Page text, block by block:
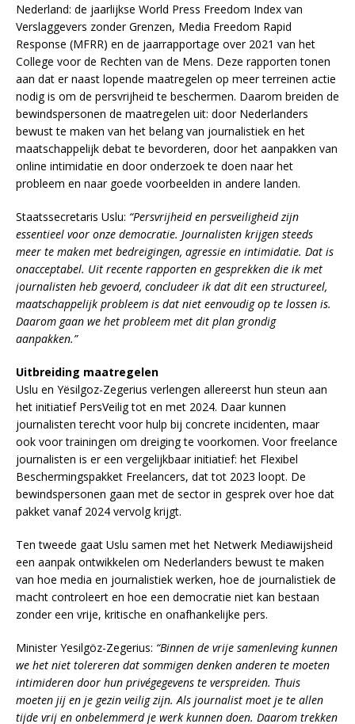
Nederland: de jaarlijkse World Press Freedom Index van
Verslaggevers zonder Grenzen, Media Freedom Rapid
Response (MFRR) en de jaarrapportage over 2021 van het
College voor de Rechten van de Mens. Deze rapporten tonen
aan dat er naast lopende maatregelen op meer terreinen actie
nodig is om de persvrijheid te beschermen. Daarom breiden de
bewindspersonen de maatregelen uit: door Nederlanders
bewust te maken van het belang van journalistiek en het
maatschappelijk debat te bevorderen, door het aanpakken van
online intimidatie en door onderzoek te doen naar het
probleem en naar goede voorbeelden in andere landen.
Staatssecretaris Uslu: “Persvrijheid en persveiligheid zijn
essentieel voor onze democratie. Journalisten krijgen steeds
meer te maken met bedreigingen, agressie en intimidatie. Dat is
onacceptabel. Uit recente rapporten en gesprekken die ik met
journalisten heb gevoerd, concludeer ik dat dit een structureel,
maatschappelijk probleem is dat niet eenvoudig op te lossen is.
Daarom gaan we het probleem met dit plan grondig
aanpakken.”
Uitbreiding maatregelen
Uslu en Yësilgoz-Zegerius verlengen allereerst hun steun aan
het initiatief PersVeilig tot en met 2024. Daar kunnen
journalisten terecht voor hulp bij concrete incidenten, maar
ook voor trainingen om dreiging te voorkomen. Voor freelance
journalisten is er een vergelijkbaar initiatief: het Flexibel
Beschermingspakket Freelancers, dat tot 2023 loopt. De
bewindspersonen gaan met de sector in gesprek over hoe dat
pakket vanaf 2024 vervolg krijgt.
Ten tweede gaat Uslu samen met het Netwerk Mediawijsheid
een aanpak ontwikkelen om Nederlanders bewust te maken
van hoe media en journalistiek werken, hoe de journalistiek de
macht controleert en hoe een democratie niet kan bestaan
zonder een vrije, kritische en onafhankelijke pers.
Minister Yesilgöz-Zegerius: “Binnen de vrije samenleving kunnen
we het niet tolereren dat sommigen denken anderen te moeten
intimideren door hun privégegevens te verspreiden. Thuis
moeten jij en je gezin veilig zijn. Als journalist moet je te allen
tijde vrij en onbelemmerd je werk kunnen doen. Daarom trekken